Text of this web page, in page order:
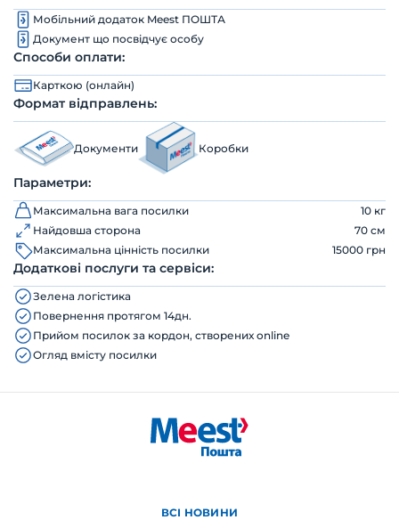
Мобільний додаток Meest ПОШТА
Документ що посвідчує особу
Способи оплати:
Карткою (онлайн)
Формат відправлень:
Документи Коробки
Параметри:
Максимальна вага посилки
10 кг
Найдовша сторона
70 см
Максимальна цінність посилки
15000 грн
Додаткові послуги та сервіси:
Зелена логістика
Повернення протягом 14дн.
Прийом посилок за кордон, створених online
Огляд вмісту посилки
ВСІ НОВИНИ